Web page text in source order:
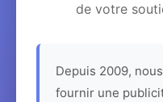
de votre
Depuis 2009,
fournir une